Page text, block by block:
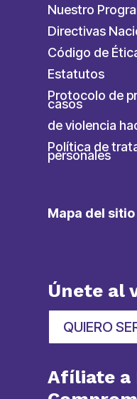
Nuestro
Directivas
Código de
Estatutos
Protocolo de
casos
de violencia
Política de
personales
Mapa del sitio
Únete al
QUIERO
Afíliate a